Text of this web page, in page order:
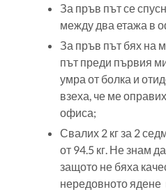
За пръв път се
между два етажа в
За пръв път бях на
път преди първия
умра от болка и
взеха, че ме
офиса;
Свалих 2 кг за 2
от 94.5 кг. Не знам
защото не бяха
нередовното ядене